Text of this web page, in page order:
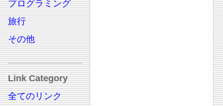
プログラミング
旅行
その他
Link Category
全てのリンク